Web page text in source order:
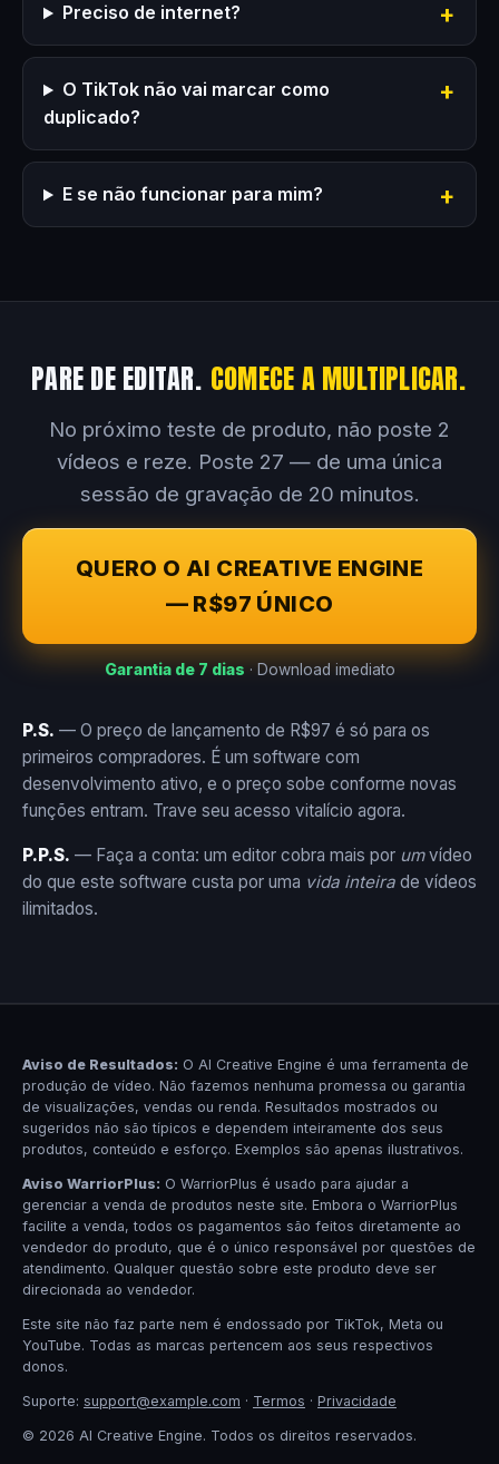
Preciso de internet?
O TikTok não vai marcar como
duplicado?
E se não funcionar para mim?
PARE DE EDITAR. COMECE A MULTIPLICAR.
No próximo teste de produto, não poste 2
vídeos e reze. Poste 27 — de uma única
sessão de gravação de 20 minutos.
QUERO O AI CREATIVE ENGINE
— R$97 ÚNICO
Garantia de 7 dias · Download imediato
P.S. — O preço de lançamento de R$97 é só para os
primeiros compradores. É um software com
desenvolvimento ativo, e o preço sobe conforme novas
funções entram. Trave seu acesso vitalício agora.
P.P.S. — Faça a conta: um editor cobra mais por umvídeo
do que este software custa por uma vida inteira de vídeos
ilimitados.
Aviso de Resultados: O AI Creative Engine é uma ferramenta de
produção de vídeo. Não fazemos nenhuma promessa ou garantia
de visualizações, vendas ou renda. Resultados mostrados ou
sugeridos não são típicos e dependem inteiramente dos seus
produtos, conteúdo e esforço. Exemplos são apenas ilustrativos.
Aviso WarriorPlus: O WarriorPlus é usado para ajudar a
gerenciar a venda de produtos neste site. Embora o WarriorPlus
facilite a venda, todos os pagamentos são feitos diretamente ao
vendedor do produto, que é o único responsável por questões de
atendimento. Qualquer questão sobre este produto deve ser
direcionada ao vendedor.
Este site não faz parte nem é endossado por TikTok, Meta ou
YouTube. Todas as marcas pertencem aos seus respectivos
donos.
Suporte: support@example.com · Termos · Privacidade
© 2026 AI Creative Engine. Todos os direitos reservados.